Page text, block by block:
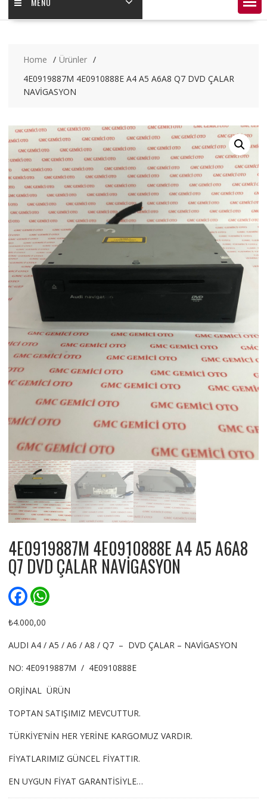
Home
Ürünler
4E0919887M 4E0910888E A4 A5 A6A8 Q7 DVD ÇALAR
NAVİGASYON
4E0919887M 4E0910888E A4 A5 A6A8
Q7 DVD ÇALAR NAVİGASYON
F
a
e
o
W
h
p
₺4.000,00
AUDI A4 / A5 / A6 / A8 / Q7 – DVD ÇALAR – NAVİGASYON
NO: 4E0919887M / 4E0910888E
ORJİNAL ÜRÜN
TOPTAN SATIŞIMIZ MEVCUTTUR.
TÜRKİYE’NİN HER YERİNE KARGOMUZ VARDIR.
FİYATLARIMIZ GÜNCEL FİYATTIR.
EN UYGUN FİYAT GARANTİSİYLE…